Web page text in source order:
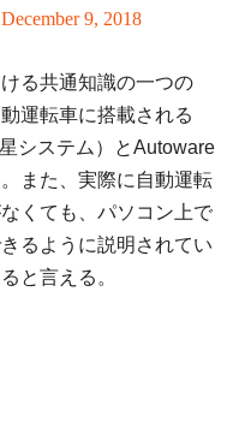
December 9, 2018
る共通知識の一つの
運転車に搭載される
システム）とAutoware
また、実際に自動運転
くても、パソコン上で
るように説明されてい
と言える。